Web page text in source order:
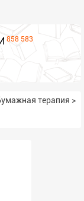
858 583
терапия >